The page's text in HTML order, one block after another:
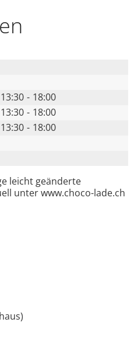
13:30 - 18:00
13:30 - 18:00
13:30 - 18:00
leicht geänderte
unter www.choco-lade.ch